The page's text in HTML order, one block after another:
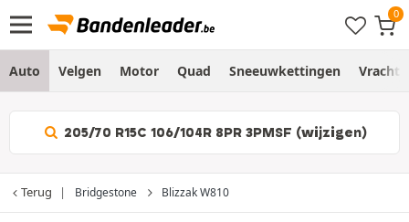
Auto Velgen Motor Quad Sneeuwkettingen
205/70 R15C 106/104R 8PR 3PMSF (wijzigen)
Terug Bridgestone Blizzak W810